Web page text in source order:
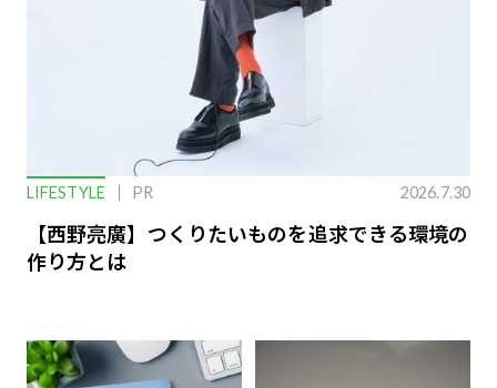
LIFESTYLE PR 2026.7.30
【西野亮廣】つくりたいものを追求できる環境の
作り方とは